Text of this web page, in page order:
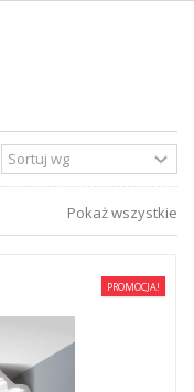
Pokaż wszystkie
PROMOCJA!